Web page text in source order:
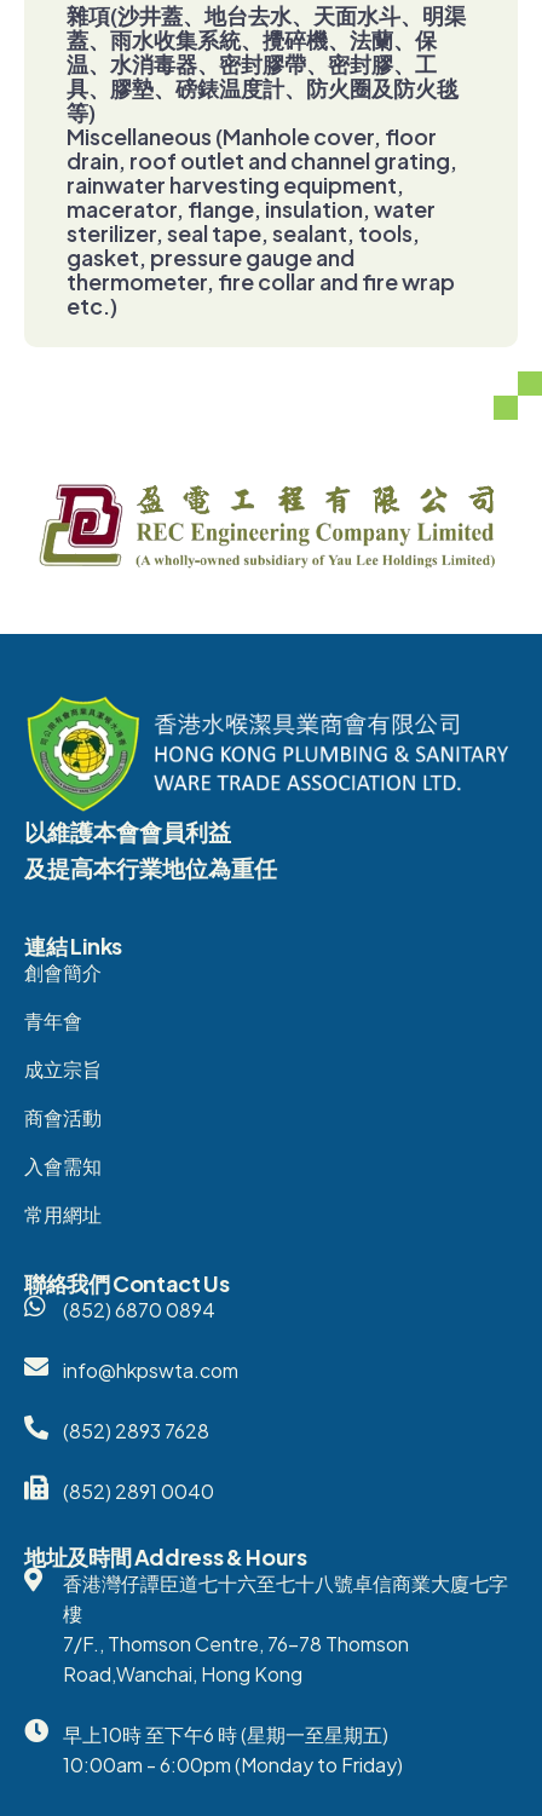
雜項(沙井蓋、地台去水、天面水斗、明渠
蓋、雨水收集系統、攪碎機、法蘭、保
温、水消毒器、密封膠帶、密封膠、工
具、膠墊、磅錶温度計、防火圈及防火毯
等)
Miscellaneous (Manhole cover, floor
drain, roof outlet and channel grating,
rainwater harvesting equipment,
macerator, flange, insulation, water
sterilizer, seal tape, sealant, tools,
gasket, pressure gauge and
thermometer, fire collar and fire wrap
etc.)
以維護本會會員利益
及提高本行業地位為重任
連結 Links
創會簡介
青年會
成立宗旨
商會活動
入會需知
常用網址
聯絡我們 Contact Us
(852) 6870 0894
info@hkpswta.com
(852) 2893 7628
(852) 2891 0040
地址及時間 Address & Hours
香港灣仔譚臣道七十六至七十八號卓信商業大廈七字
樓
7/F., Thomson Centre, 76-78 Thomson
Road,Wanchai, Hong Kong
早上10時 至下午6 時 (星期一至星期五)
10:00am - 6:00pm (Monday to Friday)